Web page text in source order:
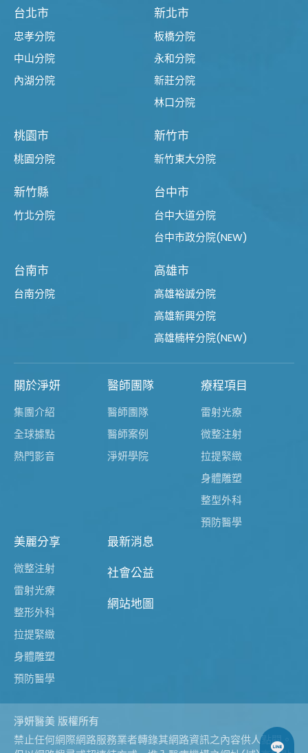
台北市
忠孝分院
中山分院
內湖分院
新北市
板橋分院
永和分院
新莊分院
林口分院
桃園市
桃園分院
新竹市
新竹東大分院
新竹縣
竹北分院
台中市
台中大道分院
台中市政分院(NEW)
台南市
台南分院
高雄市
高雄裕誠分院
高雄新興分院
高雄楠梓分院(NEW)
關於淨妍
集團介紹
全球據點
熱門影音
醫師團隊
醫師團隊
醫師案例
淨妍學院
療程項目
雷射光療
微整注射
拉提緊緻
身體雕塑
整型外科
預防醫學
美麗分享
微整注射
雷射光療
整形外科
拉提緊緻
身體雕塑
預防醫學
最新消息
社會公益
網站地圖
淨妍醫美 版權所有
禁止任何網際網路服務業者轉錄其網路資訊之內容供人點閱。